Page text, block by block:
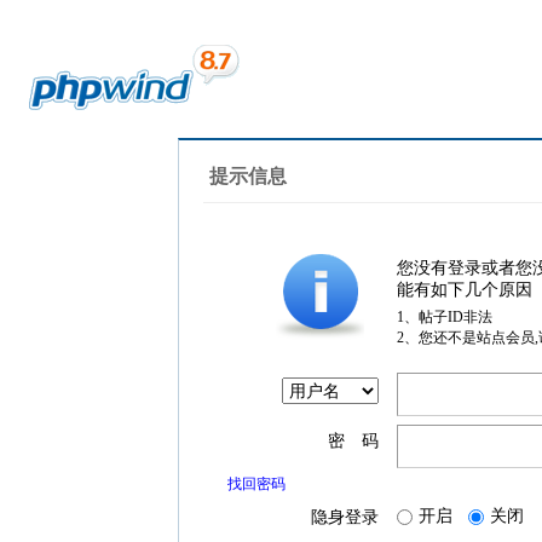
提示信息
您没有登录或者您
能有如下几个原因
1、帖子ID非法
2、您还不是站点会员
密 码
找回密码
隐身登录 开启 关闭